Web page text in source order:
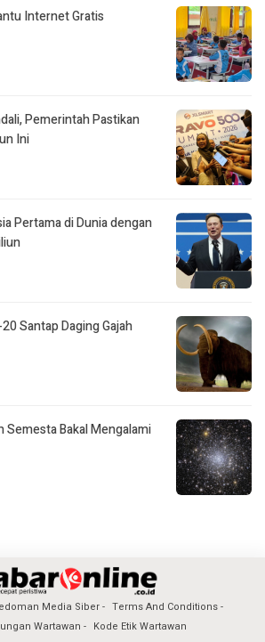
Internet Gratis
Pemerintah Pastikan
Ini
Pertama di Dunia dengan
Santap Daging Gajah
Semesta Bakal Mengalami
Media Siber
Terms And Conditions
Wartawan
Kode Etik Wartawan